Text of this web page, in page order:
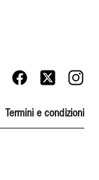
Termini e condizioni